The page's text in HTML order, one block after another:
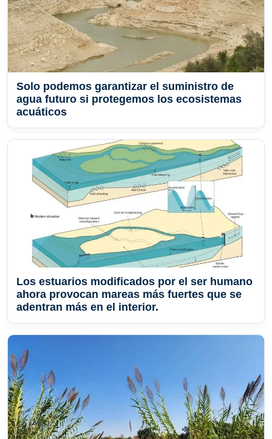
Solo podemos garantizar el suministro de
agua futuro si protegemos los ecosistemas
acuáticos
Los estuarios modificados por el ser humano
ahora provocan mareas más fuertes que se
adentran más en el interior.